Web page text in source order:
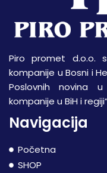
Piro promet d.o.o.
kompanije u Bosni i
Poslovnih novina
kompanije u BiH i
Navigacija
Početna
SHOP